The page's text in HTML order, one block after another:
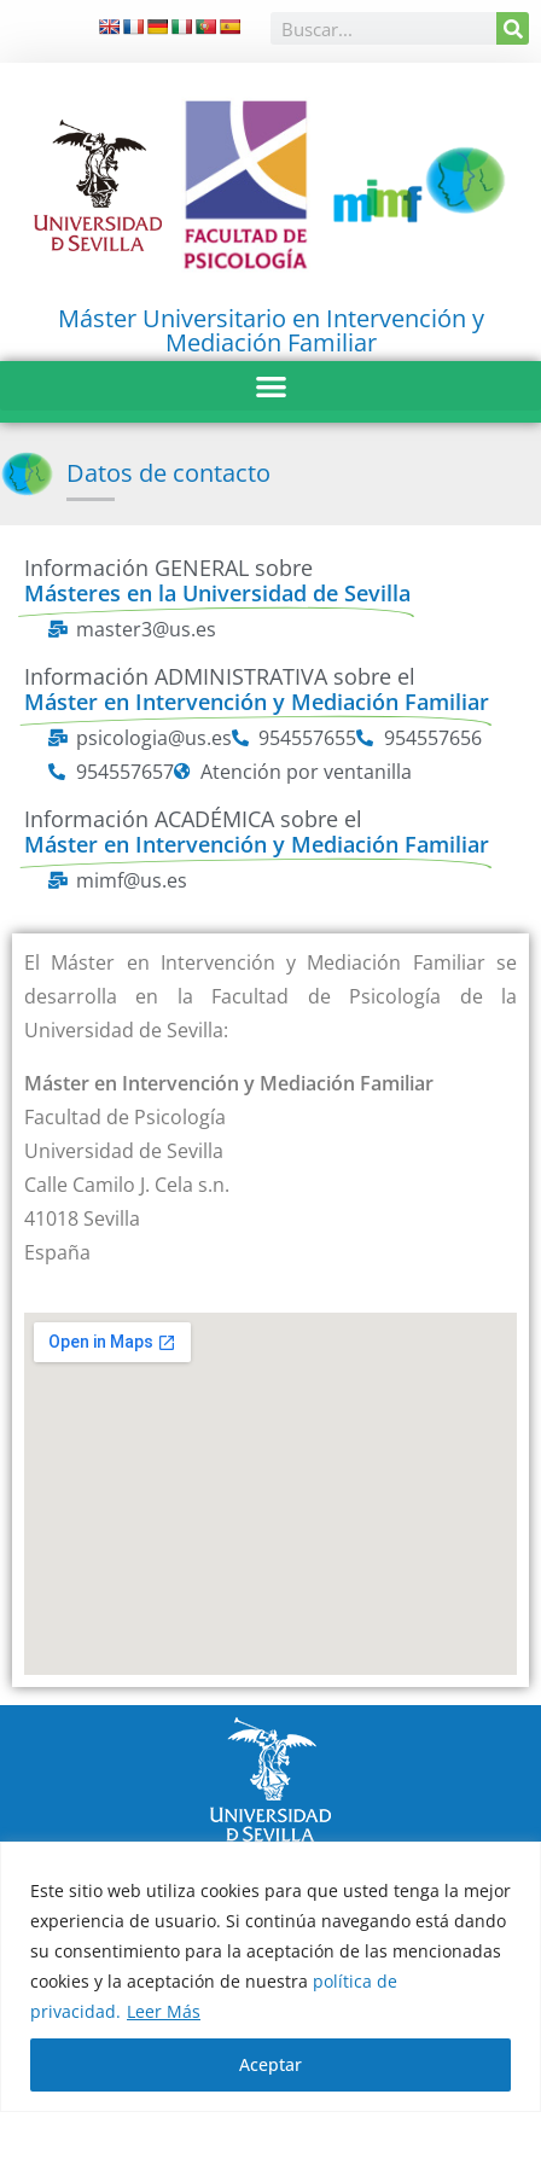
Este sitio web utiliza cookies para que usted tenga la mejor
experiencia de usuario. Si continúa navegando está dando
su consentimiento para la aceptación de las mencionadas
cookies y la aceptación de nuestra política de
privacidad. Leer Más
Aceptar
Máster Universitario en Intervención y
Mediación Familiar
Datos de contacto
Información GENERAL sobre
Másteres en la Universidad de Sevilla
master3@us.es
Información ADMINISTRATIVA sobre el
Máster en Intervención y Mediación Familiar
psicologia@us.es 954557655
954557656
954557657
Atención por ventanilla
Información ACADÉMICA sobre el
Máster en Intervención y Mediación Familiar
mimf@us.es
El Máster en Intervención y Mediación Familiar se
desarrolla en la Facultad de Psicología de la
Universidad de Sevilla:
Máster en Intervención y Mediación Familiar
Facultad de Psicología
Universidad de Sevilla
Calle Camilo J. Cela s.n.
41018 Sevilla
España
Política de privacidad Política de cookies Aviso legal
Copyright 2026 © Todos los derechos reservados
Diseño y desarrollo h-tecnología